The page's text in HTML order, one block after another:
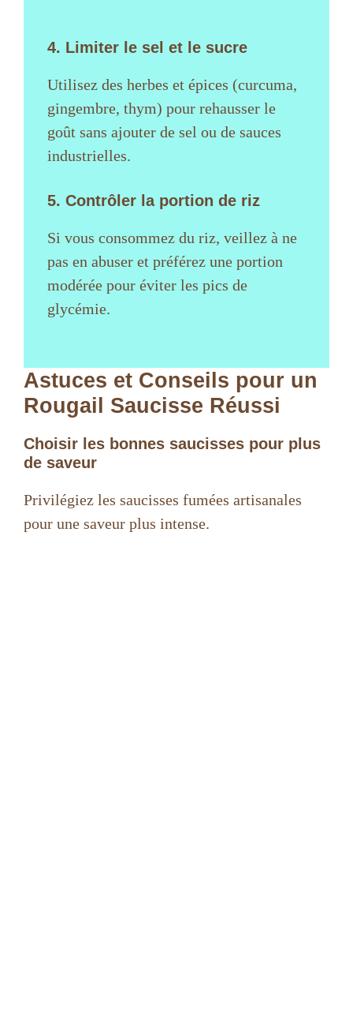
4. Limiter le sel et le sucre
Utilisez des herbes et épices (curcuma,
gingembre, thym) pour rehausser le
goût sans ajouter de sel ou de sauces
industrielles.
5. Contrôler la portion de riz
Si vous consommez du riz, veillez à ne
pas en abuser et préférez une portion
modérée pour éviter les pics de
glycémie.
Astuces et Conseils pour un
Rougail Saucisse Réussi
Choisir les bonnes saucisses pour plus
de saveur
Privilégiez les saucisses fumées artisanales
pour une saveur plus intense.